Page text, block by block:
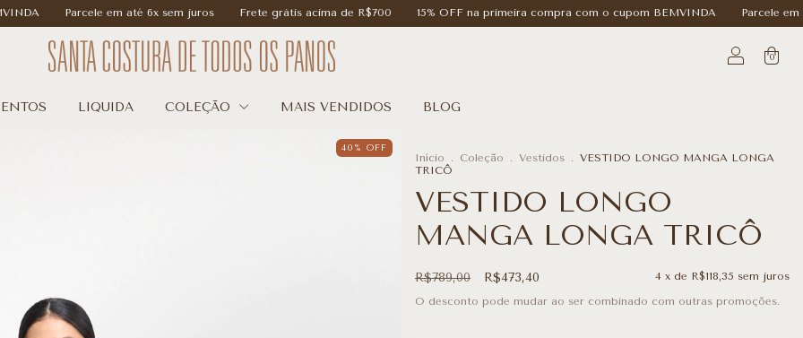
em até 6x sem juros Frete grátis acima de R$700 15% OFF na primeira compra com o cupom BEMVINDA Parcele em até 6x sem
0
LIQUIDA COLEÇÃO MAIS VENDIDOS BLOG
40 % OFF
Início Coleção Vestidos
VESTIDO LONGO MANGA LONGA
TRICÔ
VESTIDO LONGO
MANGA LONGA TRICÔ
R$789,00 R$473,40 4 x de R$118,35 sem juros
O desconto pode mudar ao ser combinado com outras promoções.